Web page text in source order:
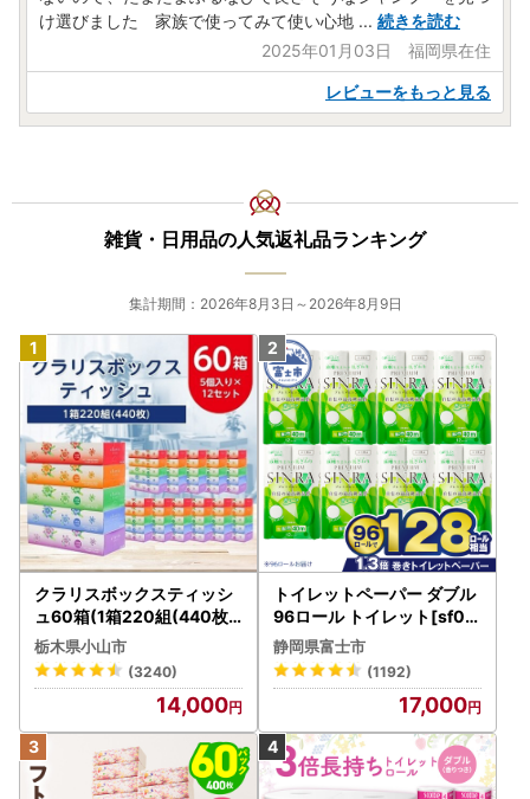
け選びました 家族で使ってみて使い心地 ... 続きを読む
2025年01月03日 福岡県在住
レビューをもっと見る
雑貨・日用品の人気返礼品ランキング
集計期間：2026年8月3日～2026年8月9日
クラリスボックスティッシ
ュ60箱(1箱220組(440枚))
(5個入り×12セット)【配送
不可地域：離島・沖縄県】
【1256759】
栃木県小山市
(3240)
14,000
トイレットペーパー ダブル
96ロール トイレット[sf00
1-012]
静岡県富士市
(1192)
17,000